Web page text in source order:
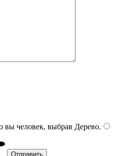
вы человек, выбрав Дерево.